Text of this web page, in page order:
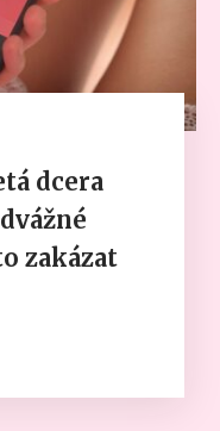
dcera
zakázat